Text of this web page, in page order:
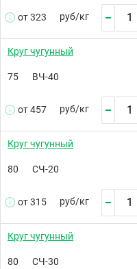
от 323 руб/кг
Круг чугунный
75 ВЧ-40
от 457 руб/кг
Круг чугунный
80 СЧ-20
от 315 руб/кг
Круг чугунный
80 СЧ-30